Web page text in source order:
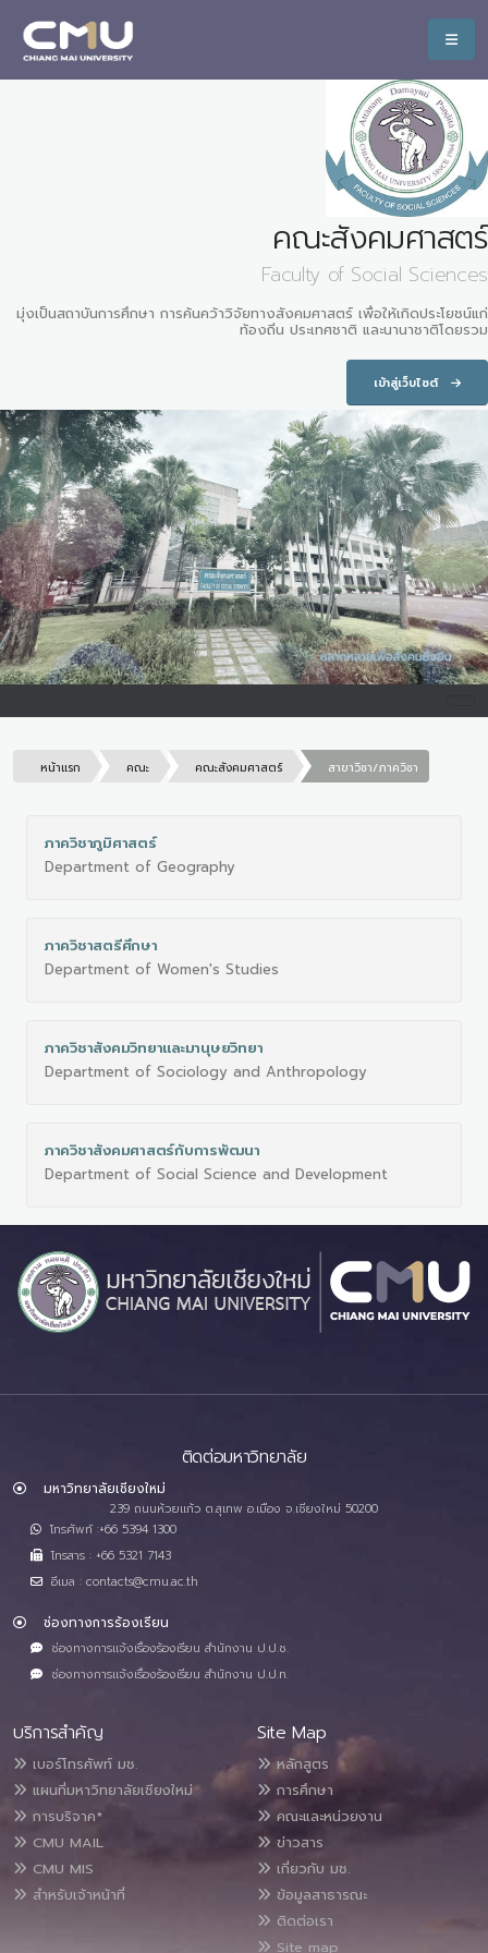
คณะสังคมศาสตร์
Faculty of Social Sciences
มุ่งเป็นสถาบันการศึกษา การค้นคว้าวิจัยทางสังคมศาสตร์ เพื่อให้เกิดประโยชน์แก่
ท้องถิ่น ประเทศชาติ และนานาชาติโดยรวม
เข้าสู่เว็บไซต์
หน้าแรก คณะ คณะสังคมศาสตร์ สาขาวิชา/ภาควิชา
ภาควิชาภูมิศาสตร์
Department of Geography
ภาควิชาสตรีศึกษา
Department of Women's Studies
ภาควิชาสังคมวิทยาและมานุษยวิทยา
Department of Sociology and Anthropology
ภาควิชาสังคมศาสตร์กับการพัฒนา
Department of Social Science and Development
ติดต่อมหาวิทยาลัย
มหาวิทยาลัยเชียงใหม่
239 ถนนห้วยแก้ว ต.สุเทพ อ.เมือง จ.เชียงใหม่ 50200
โทรศัพท์ :+66 5394 1300
โทรสาร : +66 5321 7143
อีเมล : contacts@cmu.ac.th
ช่องทางการร้องเรียน
ช่องทางการแจ้งเรื่องร้องเรียน สำนักงาน ป.ป.ช.
ช่องทางการแจ้งเรื่องร้องเรียน สำนักงาน ป.ป.ท.
บริการสำคัญ
เบอร์โทรศัพท์ มช.
แผนที่มหาวิทยาลัยเชียงใหม่
การบริจาค*
CMU MAIL
CMU MIS
สำหรับเจ้าหน้าที่
Site Map
หลักสูตร
การศึกษา
คณะและหน่วยงาน
ข่าวสาร
เกี่ยวกับ มช.
ข้อมูลสาธารณะ
ติดต่อเรา
Site map